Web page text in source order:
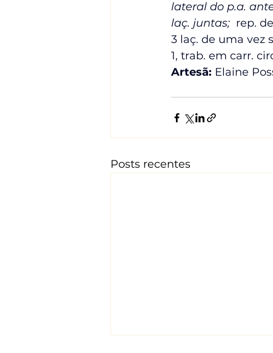
lateral do p.a.
laç. juntas; rep. de
3 laç. de uma vez
1, trab. em carr.
Artesã: Elaine
Posts recentes